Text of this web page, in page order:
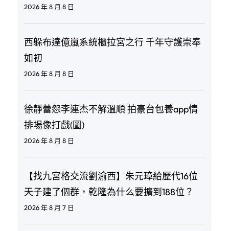
2026 年 8 月 8 日
西躲布達億嵐系統櫃拉宮之行 千年守護崇奉
如初
2026 年 8 月 8 日
徐靜蕾怨李連杰不解溫順 拍豪台包養app情
排場像打戲(圖)
2026 年 8 月 8 日
【找九宮格交流劉渝西】朱元璋給歷代16位
天子建了個群，乾隆為什么要擴到188位？
2026 年 8 月 7 日